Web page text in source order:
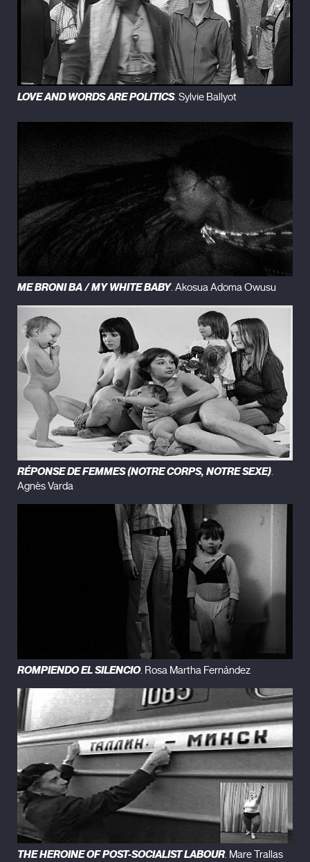
LOVE AND WORDS ARE POLITICS. Sylvie Ballyot
ME BRONI BA / MY WHITE BABY. Akosua Adoma Owusu
RÉPONSE DE FEMMES (NOTRE CORPS, NOTRE SEXE).
Agnès Varda
ROMPIENDO EL SILENCIO. Rosa Martha Fernández
THE HEROINE OF POST-SOCIALIST LABOUR. Mare Trallas